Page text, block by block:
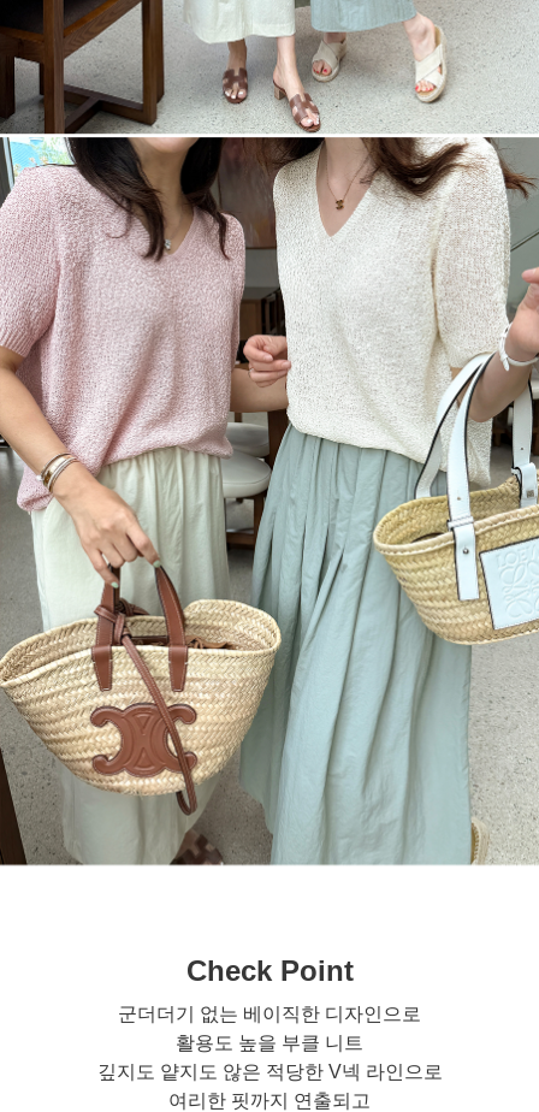
Check Point
군더더기 없는 베이직한 디자인으로
활용도 높을 부클 니트
깊지도 얕지도 않은 적당한 V넥 라인으로
여리한 핏까지 연출되고